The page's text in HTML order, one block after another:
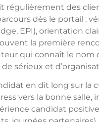
régulièrement des
dès le portail :
EPI), orientation
la première
qui connaît le
sérieux et
en dit long sur la
vers la bonne salle,
candidat